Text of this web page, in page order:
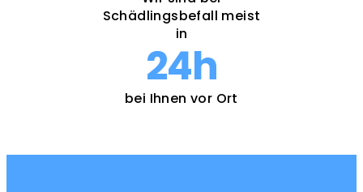
Schädlingsbefall meist
in
24h
bei Ihnen vor Ort